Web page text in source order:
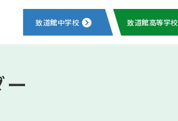
致道館中学校 致道館高等学校